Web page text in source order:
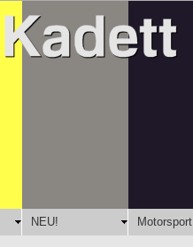
NEU! Motorsport